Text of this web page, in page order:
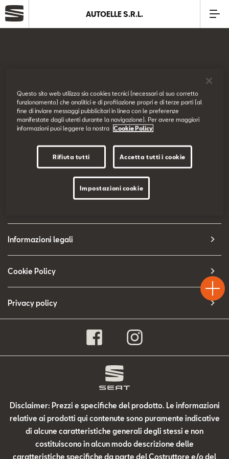
Offerte
SEAT Usato Certificato
Contatti
Configuratore
AUTOELLE S.R.L.
Prova su strada
Configuratore
Informazioni legali
Cookie Policy
Privacy policy
Disclaimer: Prezzi e specifiche del prodotto. Le informazioni
relative ai prodotti qui contenute sono puramente indicative
di alcune caratteristiche generali degli stessi e non
costituiscono in alcun modo descrizione delle
caratteristiche specifiche da parte del Costruttore e/o del
Drive
Chiama
Questo sito web utilizza sia cookies tecnici (necessari al suo corretto
funzionamento) che analitici e di profilazione propri e di terze parti (al
fine di inviare messaggi pubblicitari in linea con le preferenze
manifestate dagli utenti durante la navigazione). Per avere maggiori
informazioni puoi leggere la nostra
Cookie Policy
Rifiuta tutti Accetta tutti i cookie
Impostazioni cookie